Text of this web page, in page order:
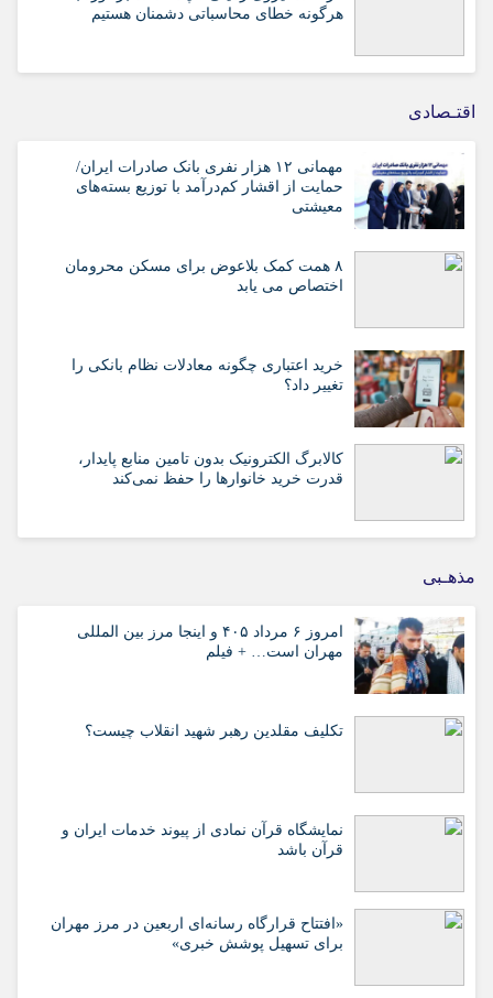
هرگونه خطای محاسباتی دشمنان هستیم
اقتـصادی
مهمانی ۱۲ هزار نفری بانک صادرات ایران/
حمایت از اقشار کم‌درآمد با توزیع بسته‌های
معیشتی
۸ همت کمک بلاعوض برای مسکن محرومان
اختصاص می یابد
خرید اعتباری چگونه معادلات نظام بانکی را
تغییر داد؟
کالابرگ الکترونیک بدون تامین منابع پایدار،
قدرت خرید خانوارها را حفظ نمی‌کند
مذهـبی
امروز ۶ مرداد ۴۰۵ و اینجا مرز بین المللی
مهران است… + فیلم
تکلیف مقلدین رهبر شهید انقلاب چیست؟
نمایشگاه قرآن نمادی از پیوند خدمات ایران و
قرآن باشد
«افتتاح قرارگاه رسانه‌ای اربعین در مرز مهران
برای تسهیل پوشش خبری»